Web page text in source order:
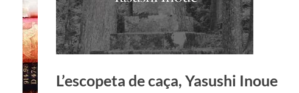
L’escopeta de caça, Yasushi Inoue